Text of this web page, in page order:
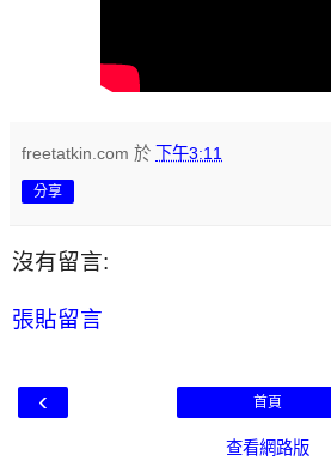
freetatkin.com 於 下午3:11
分享
沒有留言:
張貼留言
‹ 首頁
查看網路版